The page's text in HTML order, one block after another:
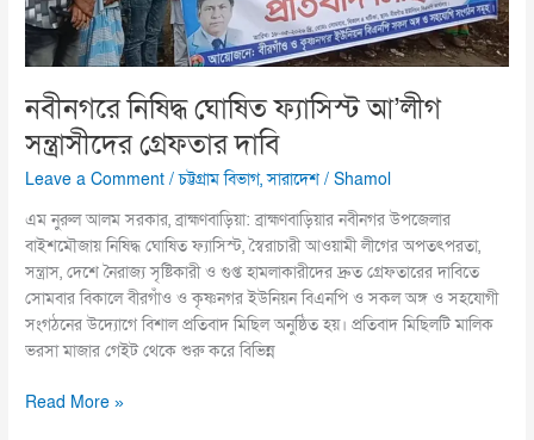
নবীনগরে নিষিদ্ধ ঘোষিত ফ্যাসিস্ট আ’লীগ
সন্ত্রাসীদের গ্রেফতার দাবি
Leave a Comment /চট্টগ্রাম বিভাগ,সারাদেশ /Shamol
এম নুরুল আলম সরকার, ব্রাহ্মণবাড়িয়া: ব্রাহ্মণবাড়িয়ার নবীনগর উপজেলার
বাইশমৌজায় নিষিদ্ধ ঘোষিত ফ্যাসিস্ট, স্বৈরাচারী আওয়ামী লীগের অপতৎপরতা,
সন্ত্রাস, দেশে নৈরাজ্য সৃষ্টিকারী ও গুপ্ত হামলাকারীদের দ্রুত গ্রেফতারের দাবিতে
সোমবার বিকালে বীরগাঁও ও কৃষ্ণনগর ইউনিয়ন বিএনপি ও সকল অঙ্গ ও সহযোগী
সংগঠনের উদ্যোগে বিশাল প্রতিবাদ মিছিল অনুষ্ঠিত হয়। প্রতিবাদ মিছিলটি মালিক
ভরসা মাজার গেইট থেকে শুরু করে বিভিন্ন
Read More »